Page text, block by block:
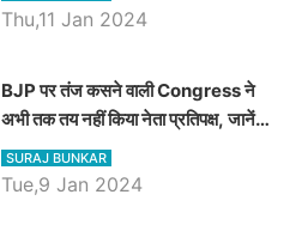
Thu,11 Jan 2024
BJP पर तंज कसने वाली Congress ने
अभी तक तय नहीं किया नेता प्रतिपक्ष, जानें
कौन होगा दावेदार
SURAJ BUNKAR
Tue,9 Jan 2024